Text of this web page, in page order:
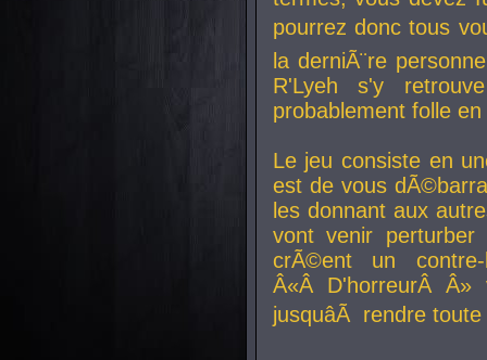
pourrez donc tous
la derniÃ¨re
R'Lyeh s'y
probablement folle
Le jeu consiste en
est de vous
les donnant aux
vont venir perturber
crÃ©ent un
Â«Â D'horreurÂ
jusquâÃ rendre